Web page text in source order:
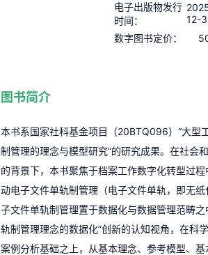
电子出版物发行
时间：
12-
数字图书定价：
图书简介
本书系国家社科基金项目（20BTQ096）“大型
制管理的理念与模型研究”的研究成果。在社会
的背景下，本书聚焦于档案工作数字化转型过
动电子文件单轨制管理（电子文件单轨，即无
子文件单轨制管理置于数据化与数据管理范畴之
轨制管理理念的数据化”创新的认知视角，在科
案例分析基础之上，从基本理念、参考模型、